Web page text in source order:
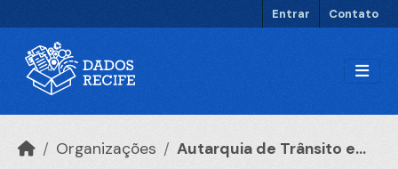
Entrar Contato
Organizações Autarquia de Trânsito e...